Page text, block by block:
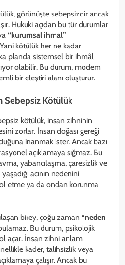
görünüşte sebepsizdir ancak
Hukuki açıdan bu tür durumlar
“kurumsal ihmal”
Yani kötülük her ne kadar
planda sistemsel bir ihmâl
olabilir. Bu durum, modern
bir eleştiri alanı oluşturur.
Sebepsiz Kötülük
kötülük, insan zihninin
zorlar. İnsan doğası gereği
inanmak ister. Ancak bazı
açıklamaya sığmaz. Bu
yabancılaşma, çaresizlik ve
acının nedenini
etme ya da ondan korunma
birey, çoğu zaman “neden
Bu durum, psikolojik
açar. İnsan zihni anlam
kader, talihsizlik veya
çalışır. Ancak bu